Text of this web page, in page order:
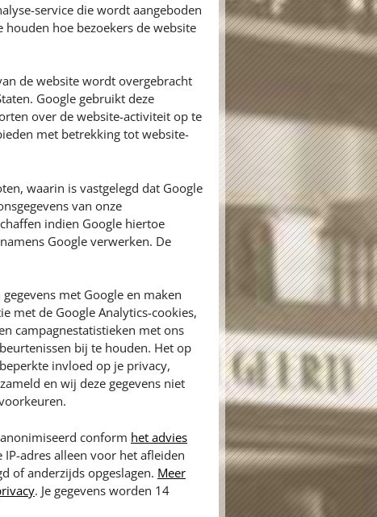
service die wordt aangeboden
hoe bezoekers de website
de website wordt overgebracht
Google gebruikt deze
over de website-activiteit op te
met betrekking tot website-
waarin is vastgelegd dat Google
van onze
indien Google hiertoe
Google verwerken. De
met Google en maken
met de Google Analytics-cookies,
campagnestatistieken met ons
bij te houden. Het op
invloed op je privacy,
en wij deze gegevens niet
conform het advies
adres alleen voor het afleiden
of anderzijds opgeslagen. Meer
. Je gegevens worden 14